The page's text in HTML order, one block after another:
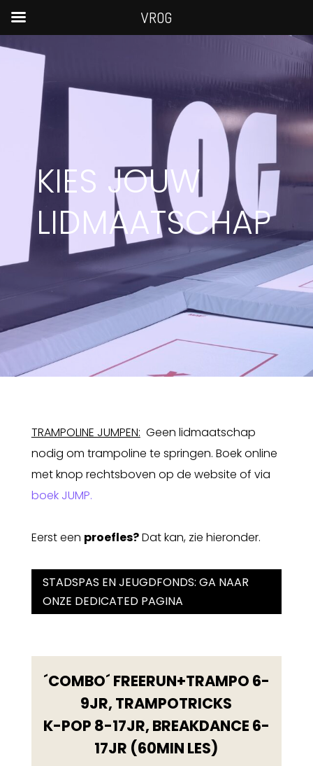
KIES JOUW
LIDMAATSCHAP
TRAMPOLINE JUMPEN: Geen lidmaatschap
nodig om trampoline te springen. Boek online
met knop rechtsboven op de website of via
boek JUMP.
Eerst een proefles?Dat kan, zie hieronder.
STADSPAS EN JEUGDFONDS: GA NAAR
ONZE DEDICATED PAGINA
´COMBO´ FREERUN+TRAMPO 6-
9JR, TRAMPOTRICKS
K-POP 8-17JR, BREAKDANCE 6-
17JR (60MIN LES)
VROG